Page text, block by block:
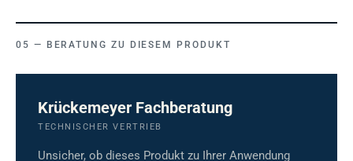
BERATUNG ZU DIESEM PRODUKT
Krückemeyer Fachberatung
TECHNISCHER VERTRIEB
Unsicher, ob dieses Produkt zu Ihrer Anwendung